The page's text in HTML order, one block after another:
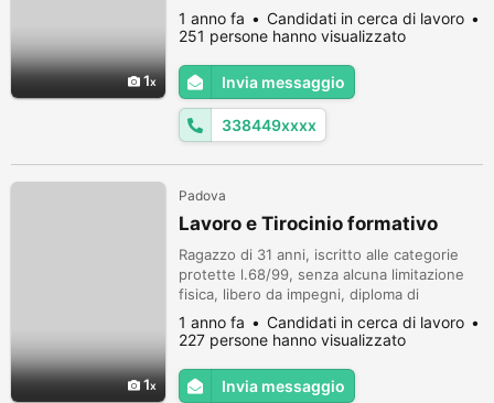
1
Veloce,pulito,puntuale,educato. No
perditempo.grazie per l'attenzione
1 anno fa
Candidati in cerca di lavoro
251 persone hanno visualizzato
Invia messaggio
338449xxxx
1
Padova
Lavoro e Tirocinio formativo
Ragazzo di 31 anni, iscritto alle categorie
protette l.68/99, senza alcuna limitazione
fisica, libero da impegni, diploma di
Amministrazione Finanza e Marketing con
votazione 80/100 e un corso con qualifica
regionale in Segretario Coordinatore
Amministrativo, si rende disponibile su
Medio Campidano, Provincia di Cagliari e
1 anno fa
Candidati in cerca di lavoro
227 persone hanno visualizzato
Invia messaggio